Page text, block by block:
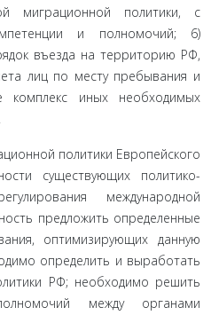
миграционной политики, с
и полномочий; 6)
въезда на территорию РФ,
лиц по месту пребывания и
комплекс иных необходимых
политики Европей­ского
существующих политико­
международной
предложить определенные
оптимизирующих данную
определить и выработать
РФ; необходимо решить
между органами